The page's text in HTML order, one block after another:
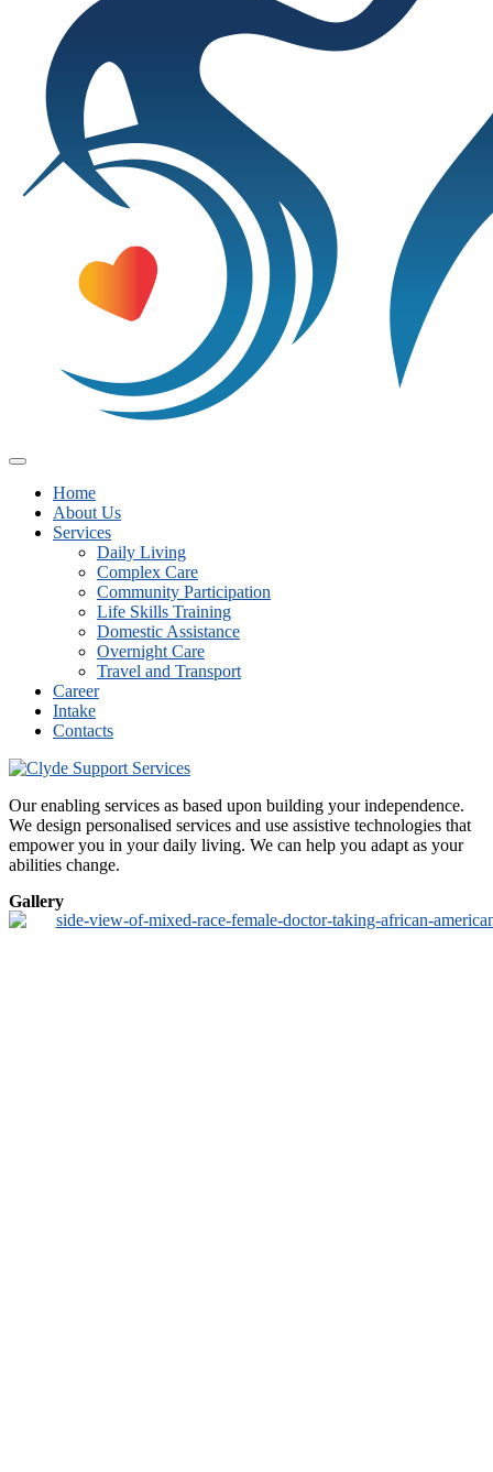
Home
About Us
Services
Daily Living
Complex Care
Community Participation
Life Skills Training
Domestic Assistance
Overnight Care
Travel and Transport
Career
Intake
Contacts
Our enabling services as based upon building your independence.
We design personalised services and use assistive technologies that
empower you in your daily living. We can help you adapt as your
abilities change.
Gallery